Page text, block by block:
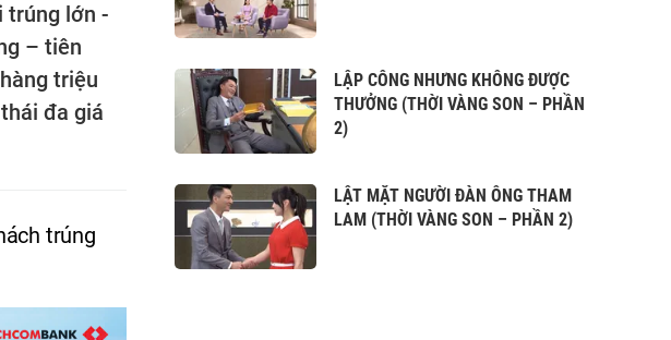
trúng lớn -
– tiên
triệu
đa giá
trúng
LẬP CÔNG NHƯNG KHÔNG ĐƯỢC
THƯỞNG (THỜI VÀNG SON – PHẦN
2)
LẬT MẶT NGƯỜI ĐÀN ÔNG THAM
LAM (THỜI VÀNG SON – PHẦN 2)